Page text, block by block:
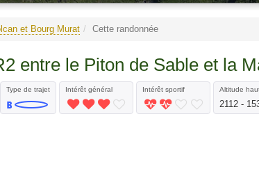
et Bourg Murat Cette randonnée
entre le Piton de Sable et la
Type de trajet Intérêt général Intérêt sportif Altitude
2112 -